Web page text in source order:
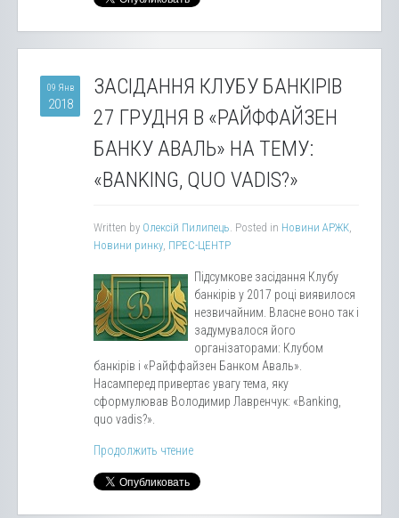
09 Янв
2018
ЗАСІДАННЯ КЛУБУ БАНКІРІВ
27 ГРУДНЯ В «РАЙФФАЙЗЕН
БАНКУ АВАЛЬ» НА ТЕМУ:
«BANKING, QUO VADIS?»
Written by Олексій Пилипець. Posted in Новини АРЖК,
Новини ринку, ПРЕС-ЦЕНТР
Підсумкове засідання Клубу
банкірів у 2017 році виявилося
незвичайним. Власне воно так і
задумувалося його
організаторами: Клубом
банкірів і «Райффайзен Банком Аваль».
Насамперед привертає увагу тема, яку
сформулював Володимир Лавренчук: «Banking,
quo vadis?».
Продолжить чтение